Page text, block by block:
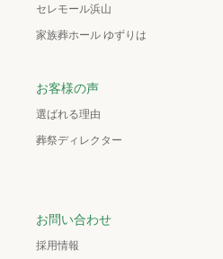
セレモール浜山
家族葬ホール ゆずりは
お客様の声
選ばれる理由
葬祭ディレクター
お問い合わせ
採用情報